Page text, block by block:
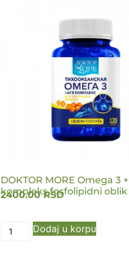
DOKTOR MORE Omega 3
kompleks fosfolipidni oblik
2400.00RSD
Dodaj u korpu